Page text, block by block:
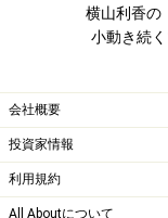
短期的なトレン
抗線を抜けてき
そうになってきた
とは言え、一日
たのかを判断す
横山利香の
小動き続
会社概要
投資家情報
利用規約
All Aboutについて